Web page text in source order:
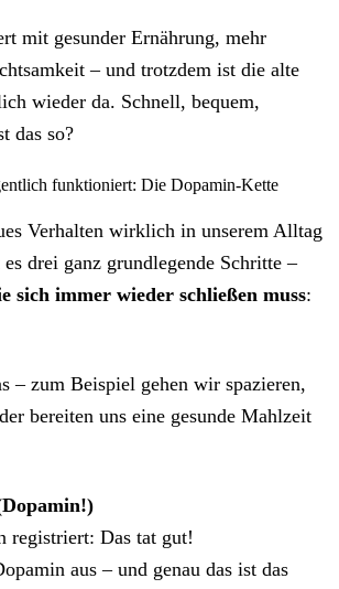
mit gesunder Ernährung, mehr
– und trotzdem ist die alte
wieder da. Schnell, bequem,
das so?
funktioniert: Die Dopamin-Kette
Verhalten wirklich in unserem Alltag
drei ganz grundlegende Schritte –
sich immer wieder schließen muss:
– zum Beispiel gehen wir spazieren,
bereiten uns eine gesunde Mahlzeit
registriert: Das tat gut!
aus – und genau das ist das